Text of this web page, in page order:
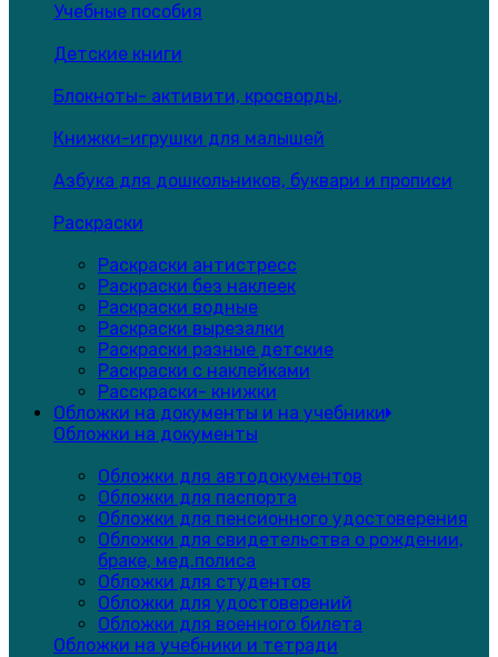
Учебные пособия
Детские книги
Блокноты- активити, кросворды,
Книжки-игрушки для малышей
Азбука для дошкольников, буквари и прописи
Раскраски
Раскраски антистресс
Раскраски без наклеек
Раскраски водные
Раскраски вырезалки
Раскраски разные детские
Раскраски с наклейками
Расскраски- книжки
Обложки на документы и на учебники
Обложки на документы
Обложки для автодокументов
Обложки для паспорта
Обложки для пенсионного удостоверения
Обложки для свидетельства о рождении,
браке, мед.полиса
Обложки для студентов
Обложки для удостоверений
Обложки для военного билета
Обложки на учебники и тетради